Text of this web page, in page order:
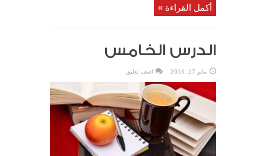
أكمل القراءة »
الدرس الخامس
مايو 17, 2016 اضف تعليق